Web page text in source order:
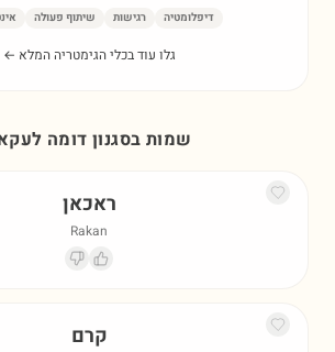
דיפלומטיה רגישות שיתוף פעולה
גלו עוד בכלי הגימטריה המלא ←
שמות בסגנון דומה ל
ראכאן
Rakan
קרם